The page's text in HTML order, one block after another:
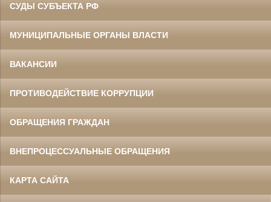
СУДЫ СУБЪЕКТА РФ
МУНИЦИПАЛЬНЫЕ ОРГАНЫ ВЛАСТИ
ВАКАНСИИ
ПРОТИВОДЕЙСТВИЕ КОРРУПЦИИ
ОБРАЩЕНИЯ ГРАЖДАН
ВНЕПРОЦЕССУАЛЬНЫЕ ОБРАЩЕНИЯ
КАРТА САЙТА